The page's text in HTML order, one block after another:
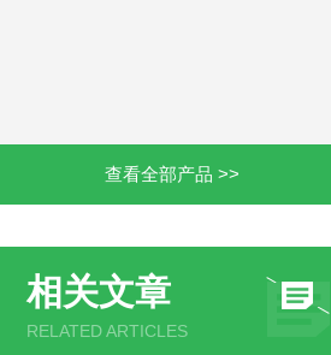
查看全部产品 >>
相关文章
RELATED ARTICLES